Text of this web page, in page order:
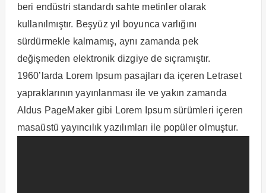
beri endüstri standardı sahte metinler olarak
kullanılmıştır. Beşyüz yıl boyunca varlığını
sürdürmekle kalmamış, aynı zamanda pek
değişmeden elektronik dizgiye de sıçramıştır.
1960’larda Lorem Ipsum pasajları da içeren Letraset
yapraklarının yayınlanması ile ve yakın zamanda
Aldus PageMaker gibi Lorem Ipsum sürümleri içeren
masaüstü yayıncılık yazılımları ile popüler olmuştur.